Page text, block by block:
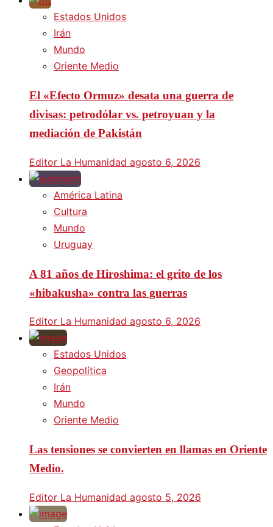
Estados Unidos
Irán
Mundo
Oriente Medio
El «Efecto Ormuz» desata una guerra de
divisas: petrodólar vs. petroyuan y la
mediación de Pakistán
Editor La Humanidad agosto 6, 2026
América Latina
Cultura
Mundo
Uruguay
A 81 años de Hiroshima: el grito de los
«hibakusha» contra las guerras
Editor La Humanidad agosto 6, 2026
Estados Unidos
Geopolítica
Irán
Mundo
Oriente Medio
Las tensiones se convierten en llamas en Oriente
Medio.
Editor La Humanidad agosto 5, 2026